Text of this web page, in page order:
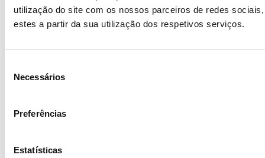
utilização do site com os nossos parceiros de redes
estes a partir da sua utilização dos respetivos serviços.
Necessários
Preferências
Estatísticas